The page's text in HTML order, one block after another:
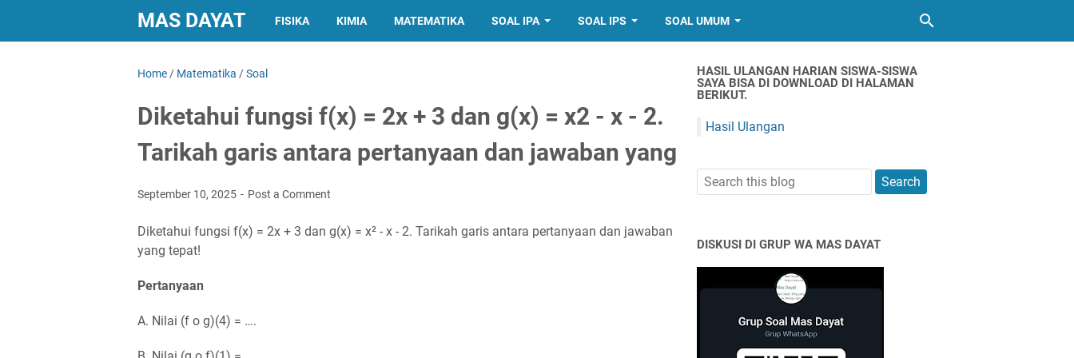
MAS DAYAT FISIKA KIMIA MATEMATIKA SOAL IPA SOAL IPS SOAL UMUM
Home / Matematika /Soal
Diketahui fungsi f(x) = 2x + 3 dan g(x) = x2 - x - 2.
Tarikah garis antara pertanyaan dan jawaban yang
September 10, 2025 Post a Comment
Diketahui fungsi f(x) = 2x + 3 dan g(x) = x² - x - 2. Tarikah garis antara pertanyaan dan jawaban
yang tepat!
Pertanyaan
A. Nilai (f o g)(4) = ….
HASIL ULANGAN HARIAN SISWA-SISWA
SAYA BISA DI DOWNLOAD DI HALAMAN
BERIKUT.
Hasil Ulangan
DISKUSI DI GRUP WA MAS DAYAT